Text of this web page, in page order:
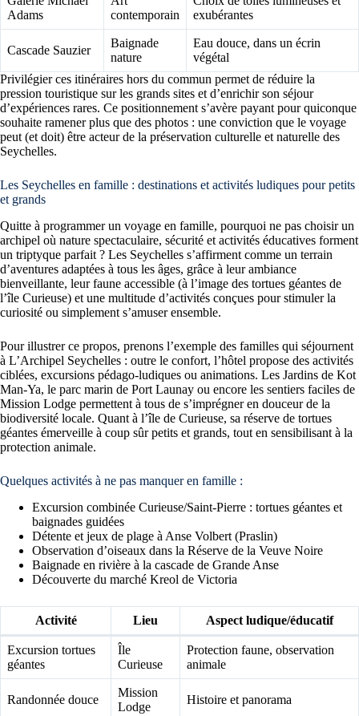
Adams
contemporain
exubérantes
Cascade Sauzier
Baignade
nature
Eau douce, dans un écrin
végétal
Privilégier ces itinéraires hors du commun permet de réduire la
pression touristique sur les grands sites et d’enrichir son séjour
d’expériences rares. Ce positionnement s’avère payant pour quiconque
souhaite ramener plus que des photos : une conviction que le voyage
peut (et doit) être acteur de la préservation culturelle et naturelle des
Seychelles.
Les Seychelles en famille : destinations et activités ludiques pour petits
et grands
Quitte à programmer un voyage en famille, pourquoi ne pas choisir un
archipel où nature spectaculaire, sécurité et activités éducatives forment
un triptyque parfait ? Les Seychelles s’affirment comme un terrain
d’aventures adaptées à tous les âges, grâce à leur ambiance
bienveillante, leur faune accessible (à l’image des tortues géantes de
l’île Curieuse) et une multitude d’activités conçues pour stimuler la
curiosité ou simplement s’amuser ensemble.
Pour illustrer ce propos, prenons l’exemple des familles qui séjournent
à L’Archipel Seychelles : outre le confort, l’hôtel propose des activités
ciblées, excursions pédago-ludiques ou animations. Les Jardins de Kot
Man-Ya, le parc marin de Port Launay ou encore les sentiers faciles de
Mission Lodge permettent à tous de s’imprégner en douceur de la
biodiversité locale. Quant à l’île de Curieuse, sa réserve de tortues
géantes émerveille à coup sûr petits et grands, tout en sensibilisant à la
protection animale.
Quelques activités à ne pas manquer en famille :
Excursion combinée Curieuse/Saint-Pierre : tortues géantes et
baignades guidées
Détente et jeux de plage à Anse Volbert (Praslin)
Observation d’oiseaux dans la Réserve de la Veuve Noire
Baignade en rivière à la cascade de Grande Anse
Découverte du marché Kreol de Victoria
Activité Lieu Aspect ludique/éducatif
Excursion tortues
géantes
Île
Curieuse
Protection faune, observation
animale
Randonnée douce
Mission
Lodge
Histoire et panorama